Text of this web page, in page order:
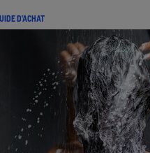
D'ACHAT